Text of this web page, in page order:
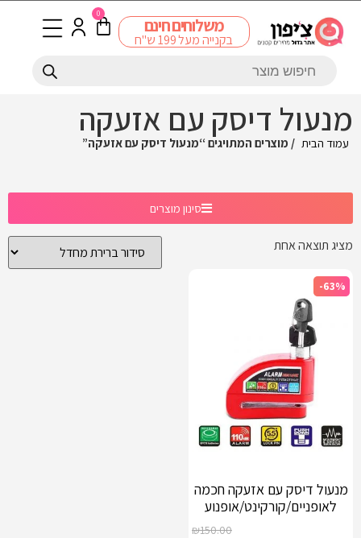
משלוחים חינם
בקנייה מעל 199 ש"ח
0
מנעול דיסק עם אזעקה
עמוד הבית / מוצרים המתויגים “מנעול דיסק עם אזעקה”
סינון מוצרים
מציג תוצאה אחת
-63%
מנעול דיסק עם אזעקה חכמה
לאופניים/קורקינט/אופנוע
₪150.00